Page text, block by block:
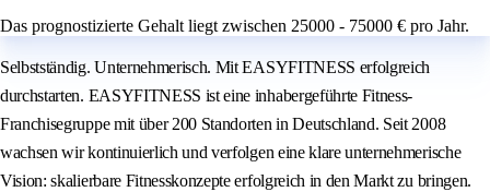
Das prognostizierte Gehalt liegt zwischen 25000 - 75000 € pro Jahr.
Selbstständig. Unternehmerisch. Mit EASYFITNESS erfolgreich
durchstarten. EASYFITNESS ist eine inhabergeführte Fitness-
Franchisegruppe mit über 200 Standorten in Deutschland. Seit 2008
wachsen wir kontinuierlich und verfolgen eine klare unternehmerische
Vision: skalierbare Fitnesskonzepte erfolgreich in den Markt zu bringen.